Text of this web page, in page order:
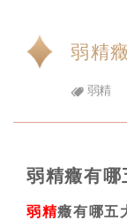
弱精
弱精
弱精癥有哪
弱精癥有哪五